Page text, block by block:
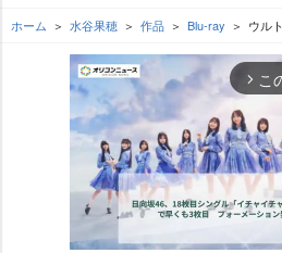
ホーム 水谷果穂 作品 Blu-ray ウル
arrow_forward_ios こ